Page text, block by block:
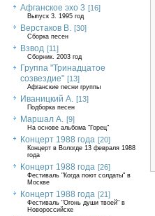
Афганское эхо 3 [16]
Выпуск 3. 1995 год
Верстаков В. [30]
Сборка песен
Взвод [11]
Сборник. 2003 год
Группа "Тринадцатое
созвездие" [13]
Афганские песни группы
Иваницкий А. [13]
Подборка песен
Маршал А. [9]
На основе альбома "Горец"
Концерт 1988 года [20]
Концерт в Вологде 13 февраля 1988
года
Концерт 1988 года [26]
Фестиваль "Когда поют солдаты" в
Москве
Концерт 1988 года [21]
Фестиваль "Огонь души твоей" в
Новороссийске